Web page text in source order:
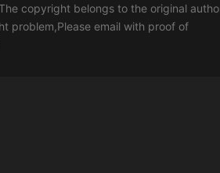
copyright belongs to the original
problem,Please email with proof of